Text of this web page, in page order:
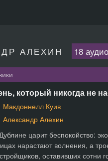
АЛЕХИН 18
который никогда не
Макдоннелл Куив
Александр Алехин
царит беспокойство:
нарастают волнения, а
оставивших сотни